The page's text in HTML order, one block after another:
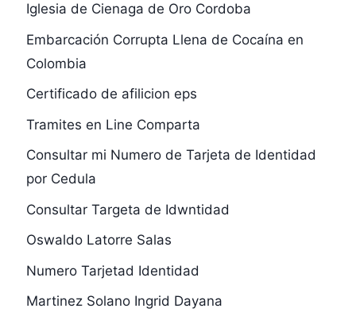
Iglesia de Cienaga de Oro Cordoba
Embarcación Corrupta Llena de Cocaína en
Colombia
Certificado de afilicion eps
Tramites en Line Comparta
Consultar mi Numero de Tarjeta de Identidad
por Cedula
Consultar Targeta de Idwntidad
Oswaldo Latorre Salas
Numero Tarjetad Identidad
Martinez Solano Ingrid Dayana